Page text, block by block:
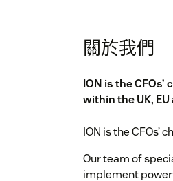
關於我們
ION is the
within the UK,
ION is the
Our team of
implement